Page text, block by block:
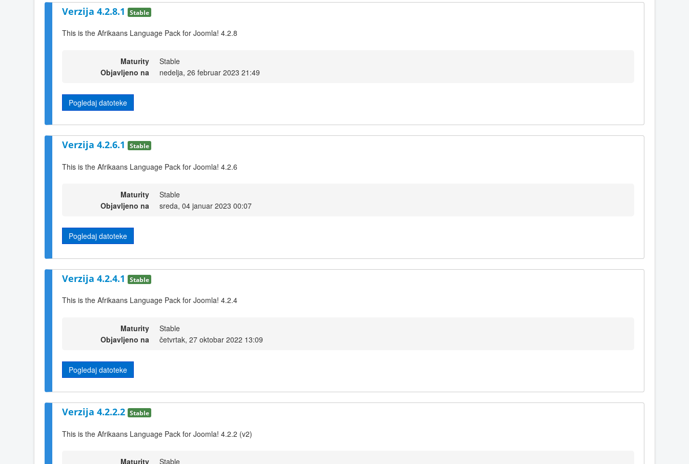
Verzija 4.2.8.1 Stable
This is the Afrikaans Language Pack for Joomla! 4.2.8
Maturity
Stable
Objavljeno na
nedelja, 26 februar 2023 21:49
Pogledaj datoteke
Verzija 4.2.6.1 Stable
This is the Afrikaans Language Pack for Joomla! 4.2.6
Maturity
Stable
Objavljeno na
sreda, 04 januar 2023 00:07
Pogledaj datoteke
Verzija 4.2.4.1 Stable
This is the Afrikaans Language Pack for Joomla! 4.2.4
Maturity
Stable
Objavljeno na
četvrtak, 27 oktobar 2022 13:09
Pogledaj datoteke
Verzija 4.2.2.2 Stable
This is the Afrikaans Language Pack for Joomla! 4.2.2 (v2)
Maturity
Stable